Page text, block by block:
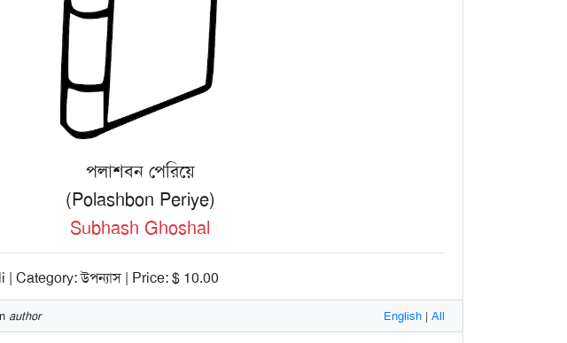
পলাশবন পেরিয়ে
(Polashbon Periye)
Subhash Ghoshal
Category: উপন্যাস | Price: $ 10.00
author English | All